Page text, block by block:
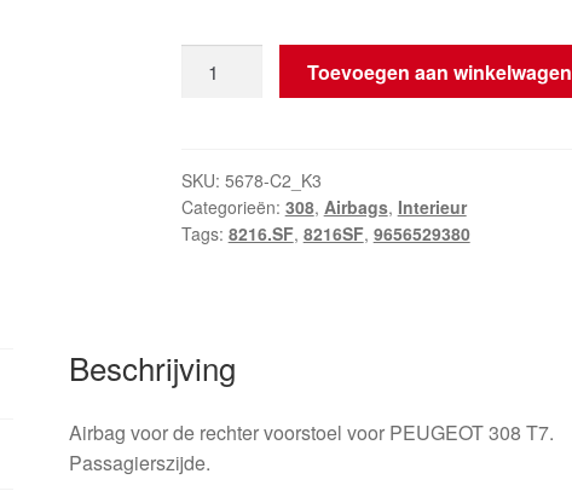
passagiersstoel
9656529380
8216SF
hoeveelheid
Toevoegen aan winkelwagen
SKU: 5678-C2_K3
Categorieën: 308, Airbags, Interieur
Tags: 8216.SF, 8216SF, 9656529380
Beschrijving
Airbag voor de rechter voorstoel voor PEUGEOT 308 T7.
Passagierszijde.